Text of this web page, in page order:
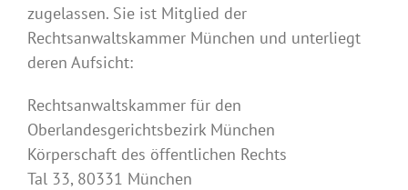
zugelassen. Sie ist Mitglied der
Rechtsanwaltskammer München und unterliegt
deren Aufsicht:
Rechtsanwaltskammer für den
Oberlandesgerichtsbezirk München
Körperschaft des öffentlichen Rechts
Tal 33, 80331 München